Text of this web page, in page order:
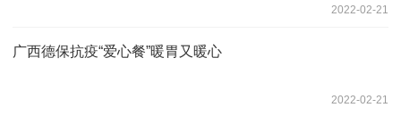
2022-02-21
广西德保抗疫“爱心餐”暖胃又暖心
2022-02-21